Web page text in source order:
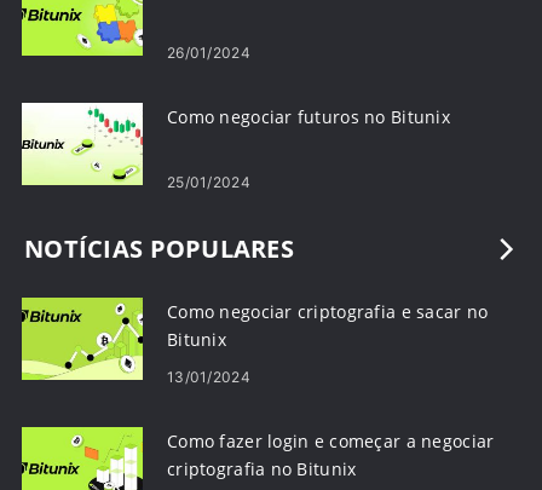
26/01/2024
Como negociar futuros no Bitunix
25/01/2024
NOTÍCIAS POPULARES
Como negociar criptografia e sacar no
Bitunix
13/01/2024
Como fazer login e começar a negociar
criptografia no Bitunix